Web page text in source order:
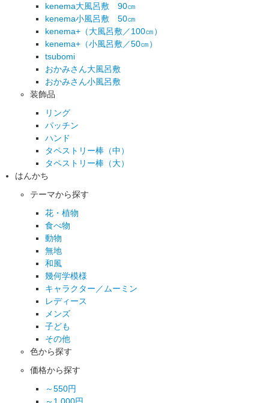
kenema大風呂敷 90㎝
kenema小風呂敷 50㎝
kenema+（大風呂敷／100㎝）
kenema+（小風呂敷／50㎝）
tsubomi
おかみさん大風呂敷
おかみさん小風呂敷
装飾品
リング
パッチン
ハンド
タペストリー棒（中）
タペストリー棒（大）
はんかち
テーマから探す
花・植物
食べ物
動物
無地
和風
幾何学模様
キャラクター／ムーミン
レディース
メンズ
子ども
その他
色から探す
価格から探す
～550円
～1,000円